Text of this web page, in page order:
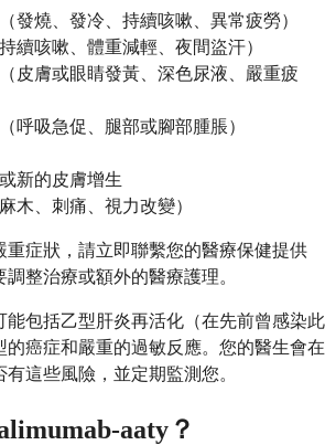
發燒、發冷、持續咳嗽、異常疲勞）
續咳嗽、體重減輕、夜間盜汗）
皮膚或眼睛發黃、深色尿液、嚴重疲
呼吸急促、腿部或腳部腫脹）
新的皮膚增生
木、刺痛、視力改變）
重症狀，請立即聯繫您的醫療保健提供
整治療或額外的醫療護理。
能包括乙型肝炎再活化（在先前曾感染此
的癌症和嚴重的過敏反應。您的醫生會在
這些風險，並定期監測您。
aaty？